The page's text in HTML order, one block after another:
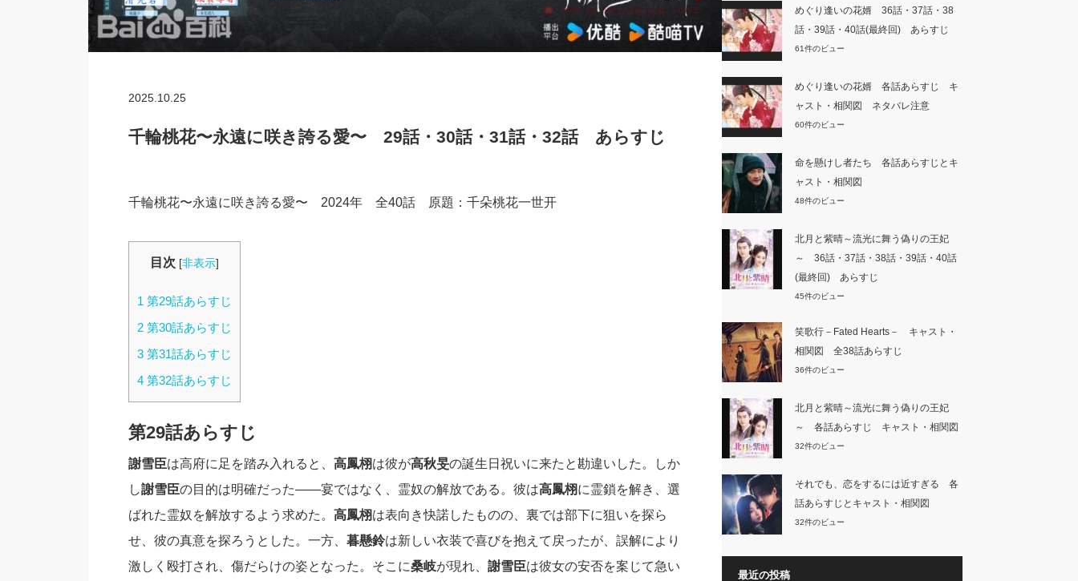
2025.10.25
千輪桃花〜永遠に咲き誇る愛〜 29話・30話・31話・32話 あらすじ
千輪桃花〜永遠に咲き誇る愛〜 2024年 全40話 原題：千朵桃花一世开
目次 [非表示]
1 第29話あらすじ
2第30話あらすじ
3第31話あらすじ
4第32話あらすじ
第29話あらすじ
謝雪臣は高府に足を踏み入れると、 高鳳栩は彼が高秋旻の誕生日祝いに来たと勘違いした。しか
し謝雪臣の目的は明確だった——宴ではなく、霊奴の解放である。彼は高鳳栩に霊鎖を解き、選
ばれた霊奴を解放するよう求めた。 高鳳栩は表向き快諾したものの、裏では部下に狙いを探ら
せ、彼の真意を探ろうとした。一方、 暮懸鈴は新しい衣装で喜びを抱えて戻ったが、誤解により
激しく殴打され、傷だらけの姿となった。そこに桑岐が現れ、 謝雪臣は彼女の安否を案じて急い
めぐり逢いの花婿 36話・37話・38
話・39話・40話(最終回) あらすじ
61件のビュー
めぐり逢いの花婿 各話あらすじ キ
ャスト・相関図 ネタバレ注意
60件のビュー
命を懸けし者たち 各話あらすじとキ
ャスト・相関図
48件のビュー
北月と紫晴～流光に舞う偽りの王妃
～ 36話・37話・38話・39話・40話
(最終回) あらすじ
45件のビュー
笑歌行－Fated Hearts－ キャスト・
相関図 全38話あらすじ
36件のビュー
北月と紫晴～流光に舞う偽りの王妃
～ 各話あらすじ キャスト・相関図
32件のビュー
それでも、恋をするには近すぎる 各
話あらすじとキャスト・相関図
32件のビュー
最近の投稿